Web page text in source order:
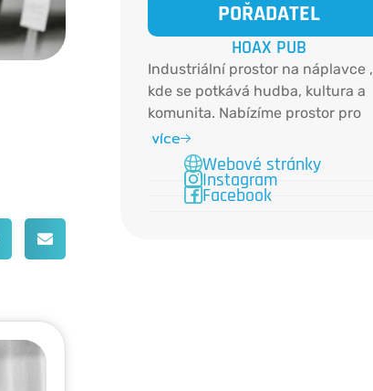
POŘADATEL
HOAX PUB
Industriální prostor na náplavce ,
kde se potkává hudba, kultura a
komunita. Nabízíme prostor pro
koncerty, eventy i workshopy s
jedinečnou atmosférou.
více
Webové stránky
Instagram
Facebook